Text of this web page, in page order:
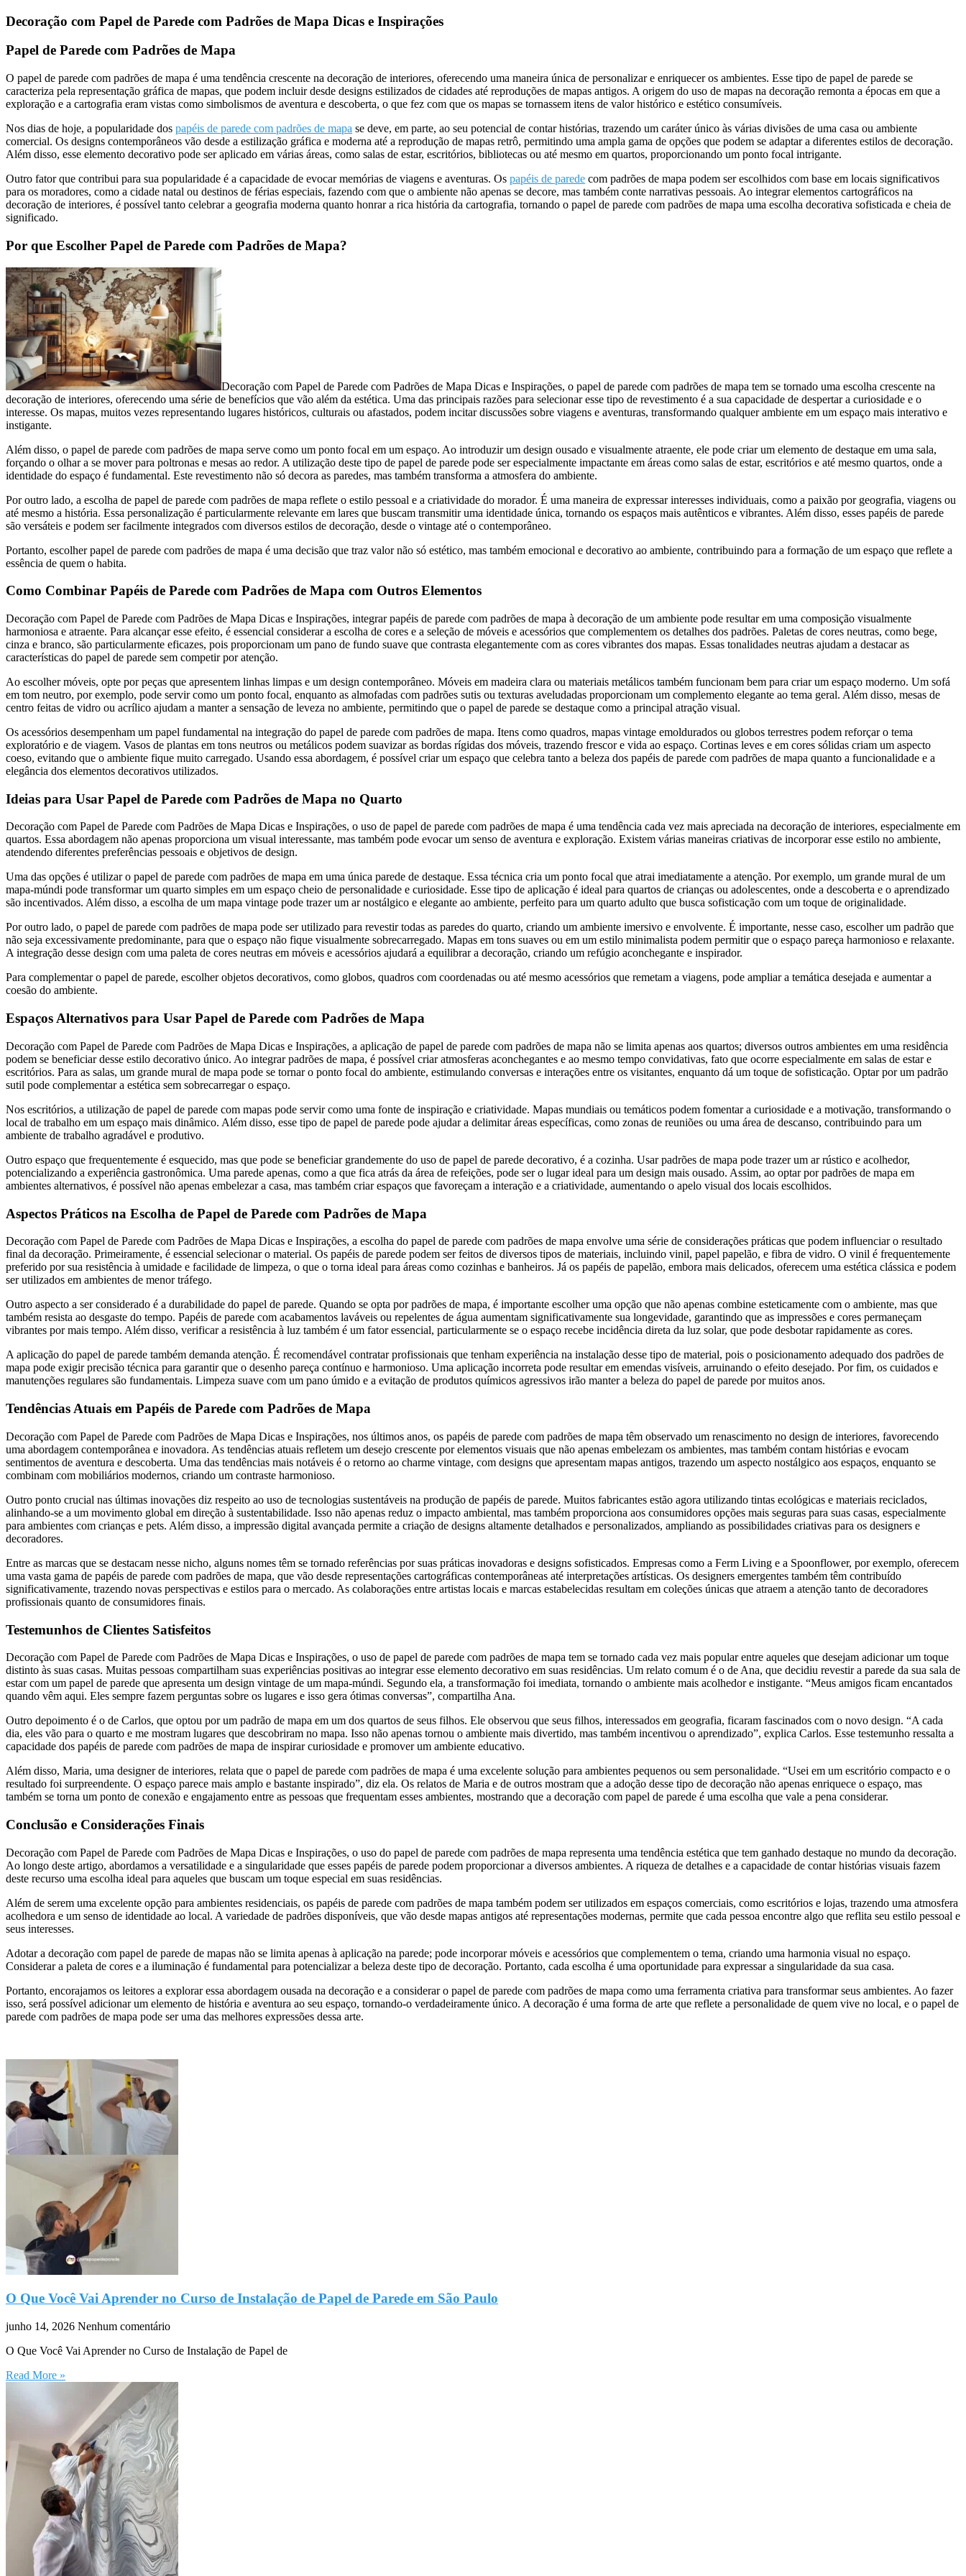
Decoração com Papel de Parede com Padrões de Mapa Dicas e Inspirações
Papel de Parede com Padrões de Mapa
O papel de parede com padrões de mapa é uma tendência crescente na decoração de interiores, oferecendo uma maneira única de personalizar e enriquecer os ambientes. Esse tipo de papel de parede se
caracteriza pela representação gráfica de mapas, que podem incluir desde designs estilizados de cidades até reproduções de mapas antigos. A origem do uso de mapas na decoração remonta a épocas em que a
exploração e a cartografia eram vistas como simbolismos de aventura e descoberta, o que fez com que os mapas se tornassem itens de valor histórico e estético consumíveis.
Nos dias de hoje, a popularidade dos papéis de parede com padrões de mapa se deve, em parte, ao seu potencial de contar histórias, trazendo um caráter único às várias divisões de uma casa ou ambiente
comercial. Os designs contemporâneos vão desde a estilização gráfica e moderna até a reprodução de mapas retrô, permitindo uma ampla gama de opções que podem se adaptar a diferentes estilos de decoração.
Além disso, esse elemento decorativo pode ser aplicado em várias áreas, como salas de estar, escritórios, bibliotecas ou até mesmo em quartos, proporcionando um ponto focal intrigante.
Outro fator que contribui para sua popularidade é a capacidade de evocar memórias de viagens e aventuras. Os papéis de parede com padrões de mapa podem ser escolhidos com base em locais significativos
para os moradores, como a cidade natal ou destinos de férias especiais, fazendo com que o ambiente não apenas se decore, mas também conte narrativas pessoais. Ao integrar elementos cartográficos na
decoração de interiores, é possível tanto celebrar a geografia moderna quanto honrar a rica história da cartografia, tornando o papel de parede com padrões de mapa uma escolha decorativa sofisticada e cheia de
significado.
Por que Escolher Papel de Parede com Padrões de Mapa?
Decoração com Papel de Parede com Padrões de Mapa Dicas e Inspirações, o papel de parede com padrões de mapa tem se tornado uma escolha crescente na
decoração de interiores, oferecendo uma série de benefícios que vão além da estética. Uma das principais razões para selecionar esse tipo de revestimento é a sua capacidade de despertar a curiosidade e o
interesse. Os mapas, muitos vezes representando lugares históricos, culturais ou afastados, podem incitar discussões sobre viagens e aventuras, transformando qualquer ambiente em um espaço mais interativo e
instigante.
Além disso, o papel de parede com padrões de mapa serve como um ponto focal em um espaço. Ao introduzir um design ousado e visualmente atraente, ele pode criar um elemento de destaque em uma sala,
forçando o olhar a se mover para poltronas e mesas ao redor. A utilização deste tipo de papel de parede pode ser especialmente impactante em áreas como salas de estar, escritórios e até mesmo quartos, onde a
identidade do espaço é fundamental. Este revestimento não só decora as paredes, mas também transforma a atmosfera do ambiente.
Por outro lado, a escolha de papel de parede com padrões de mapa reflete o estilo pessoal e a criatividade do morador. É uma maneira de expressar interesses individuais, como a paixão por geografia, viagens ou
até mesmo a história. Essa personalização é particularmente relevante em lares que buscam transmitir uma identidade única, tornando os espaços mais autênticos e vibrantes. Além disso, esses papéis de parede
são versáteis e podem ser facilmente integrados com diversos estilos de decoração, desde o vintage até o contemporâneo.
Portanto, escolher papel de parede com padrões de mapa é uma decisão que traz valor não só estético, mas também emocional e decorativo ao ambiente, contribuindo para a formação de um espaço que reflete a
essência de quem o habita.
Como Combinar Papéis de Parede com Padrões de Mapa com Outros Elementos
Decoração com Papel de Parede com Padrões de Mapa Dicas e Inspirações, integrar papéis de parede com padrões de mapa à decoração de um ambiente pode resultar em uma composição visualmente
harmoniosa e atraente. Para alcançar esse efeito, é essencial considerar a escolha de cores e a seleção de móveis e acessórios que complementem os detalhes dos padrões. Paletas de cores neutras, como bege,
cinza e branco, são particularmente eficazes, pois proporcionam um pano de fundo suave que contrasta elegantemente com as cores vibrantes dos mapas. Essas tonalidades neutras ajudam a destacar as
características do papel de parede sem competir por atenção.
Ao escolher móveis, opte por peças que apresentem linhas limpas e um design contemporâneo. Móveis em madeira clara ou materiais metálicos também funcionam bem para criar um espaço moderno. Um sofá
em tom neutro, por exemplo, pode servir como um ponto focal, enquanto as almofadas com padrões sutis ou texturas aveludadas proporcionam um complemento elegante ao tema geral. Além disso, mesas de
centro feitas de vidro ou acrílico ajudam a manter a sensação de leveza no ambiente, permitindo que o papel de parede se destaque como a principal atração visual.
Os acessórios desempenham um papel fundamental na integração do papel de parede com padrões de mapa. Itens como quadros, mapas vintage emoldurados ou globos terrestres podem reforçar o tema
exploratório e de viagem. Vasos de plantas em tons neutros ou metálicos podem suavizar as bordas rígidas dos móveis, trazendo frescor e vida ao espaço. Cortinas leves e em cores sólidas criam um aspecto
coeso, evitando que o ambiente fique muito carregado. Usando essa abordagem, é possível criar um espaço que celebra tanto a beleza dos papéis de parede com padrões de mapa quanto a funcionalidade e a
elegância dos elementos decorativos utilizados.
Ideias para Usar Papel de Parede com Padrões de Mapa no Quarto
Decoração com Papel de Parede com Padrões de Mapa Dicas e Inspirações, o uso de papel de parede com padrões de mapa é uma tendência cada vez mais apreciada na decoração de interiores, especialmente em
quartos. Essa abordagem não apenas proporciona um visual interessante, mas também pode evocar um senso de aventura e exploração. Existem várias maneiras criativas de incorporar esse estilo no ambiente,
atendendo diferentes preferências pessoais e objetivos de design.
Uma das opções é utilizar o papel de parede com padrões de mapa em uma única parede de destaque. Essa técnica cria um ponto focal que atrai imediatamente a atenção. Por exemplo, um grande mural de um
mapa-múndi pode transformar um quarto simples em um espaço cheio de personalidade e curiosidade. Esse tipo de aplicação é ideal para quartos de crianças ou adolescentes, onde a descoberta e o aprendizado
são incentivados. Além disso, a escolha de um mapa vintage pode trazer um ar nostálgico e elegante ao ambiente, perfeito para um quarto adulto que busca sofisticação com um toque de originalidade.
Por outro lado, o papel de parede com padrões de mapa pode ser utilizado para revestir todas as paredes do quarto, criando um ambiente imersivo e envolvente. É importante, nesse caso, escolher um padrão que
não seja excessivamente predominante, para que o espaço não fique visualmente sobrecarregado. Mapas em tons suaves ou em um estilo minimalista podem permitir que o espaço pareça harmonioso e relaxante.
A integração desse design com uma paleta de cores neutras em móveis e acessórios ajudará a equilibrar a decoração, criando um refúgio aconchegante e inspirador.
Para complementar o papel de parede, escolher objetos decorativos, como globos, quadros com coordenadas ou até mesmo acessórios que remetam a viagens, pode ampliar a temática desejada e aumentar a
coesão do ambiente.
Espaços Alternativos para Usar Papel de Parede com Padrões de Mapa
Decoração com Papel de Parede com Padrões de Mapa Dicas e Inspirações, a aplicação de papel de parede com padrões de mapa não se limita apenas aos quartos; diversos outros ambientes em uma residência
podem se beneficiar desse estilo decorativo único. Ao integrar padrões de mapa, é possível criar atmosferas aconchegantes e ao mesmo tempo convidativas, fato que ocorre especialmente em salas de estar e
escritórios. Para as salas, um grande mural de mapa pode se tornar o ponto focal do ambiente, estimulando conversas e interações entre os visitantes, enquanto dá um toque de sofisticação. Optar por um padrão
sutil pode complementar a estética sem sobrecarregar o espaço.
Nos escritórios, a utilização de papel de parede com mapas pode servir como uma fonte de inspiração e criatividade. Mapas mundiais ou temáticos podem fomentar a curiosidade e a motivação, transformando o
local de trabalho em um espaço mais dinâmico. Além disso, esse tipo de papel de parede pode ajudar a delimitar áreas específicas, como zonas de reuniões ou uma área de descanso, contribuindo para um
ambiente de trabalho agradável e produtivo.
Outro espaço que frequentemente é esquecido, mas que pode se beneficiar grandemente do uso de papel de parede decorativo, é a cozinha. Usar padrões de mapa pode trazer um ar rústico e acolhedor,
potencializando a experiência gastronômica. Uma parede apenas, como a que fica atrás da área de refeições, pode ser o lugar ideal para um design mais ousado. Assim, ao optar por padrões de mapa em
ambientes alternativos, é possível não apenas embelezar a casa, mas também criar espaços que favoreçam a interação e a criatividade, aumentando o apelo visual dos locais escolhidos.
Aspectos Práticos na Escolha de Papel de Parede com Padrões de Mapa
Decoração com Papel de Parede com Padrões de Mapa Dicas e Inspirações, a escolha do papel de parede com padrões de mapa envolve uma série de considerações práticas que podem influenciar o resultado
final da decoração. Primeiramente, é essencial selecionar o material. Os papéis de parede podem ser feitos de diversos tipos de materiais, incluindo vinil, papel papelão, e fibra de vidro. O vinil é frequentemente
preferido por sua resistência à umidade e facilidade de limpeza, o que o torna ideal para áreas como cozinhas e banheiros. Já os papéis de papelão, embora mais delicados, oferecem uma estética clássica e podem
ser utilizados em ambientes de menor tráfego.
Outro aspecto a ser considerado é a durabilidade do papel de parede. Quando se opta por padrões de mapa, é importante escolher uma opção que não apenas combine esteticamente com o ambiente, mas que
também resista ao desgaste do tempo. Papéis de parede com acabamentos laváveis ou repelentes de água aumentam significativamente sua longevidade, garantindo que as impressões e cores permaneçam
vibrantes por mais tempo. Além disso, verificar a resistência à luz também é um fator essencial, particularmente se o espaço recebe incidência direta da luz solar, que pode desbotar rapidamente as cores.
A aplicação do papel de parede também demanda atenção. É recomendável contratar profissionais que tenham experiência na instalação desse tipo de material, pois o posicionamento adequado dos padrões de
mapa pode exigir precisão técnica para garantir que o desenho pareça contínuo e harmonioso. Uma aplicação incorreta pode resultar em emendas visíveis, arruinando o efeito desejado. Por fim, os cuidados e
manutenções regulares são fundamentais. Limpeza suave com um pano úmido e a evitação de produtos químicos agressivos irão manter a beleza do papel de parede por muitos anos.
Tendências Atuais em Papéis de Parede com Padrões de Mapa
Decoração com Papel de Parede com Padrões de Mapa Dicas e Inspirações, nos últimos anos, os papéis de parede com padrões de mapa têm observado um renascimento no design de interiores, favorecendo
uma abordagem contemporânea e inovadora. As tendências atuais refletem um desejo crescente por elementos visuais que não apenas embelezam os ambientes, mas também contam histórias e evocam
sentimentos de aventura e descoberta. Uma das tendências mais notáveis é o retorno ao charme vintage, com designs que apresentam mapas antigos, trazendo um aspecto nostálgico aos espaços, enquanto se
combinam com mobiliários modernos, criando um contraste harmonioso.
Outro ponto crucial nas últimas inovações diz respeito ao uso de tecnologias sustentáveis na produção de papéis de parede. Muitos fabricantes estão agora utilizando tintas ecológicas e materiais reciclados,
alinhando-se a um movimento global em direção à sustentabilidade. Isso não apenas reduz o impacto ambiental, mas também proporciona aos consumidores opções mais seguras para suas casas, especialmente
para ambientes com crianças e pets. Além disso, a impressão digital avançada permite a criação de designs altamente detalhados e personalizados, ampliando as possibilidades criativas para os designers e
decoradores.
Entre as marcas que se destacam nesse nicho, alguns nomes têm se tornado referências por suas práticas inovadoras e designs sofisticados. Empresas como a Ferm Living e a Spoonflower, por exemplo, oferecem
uma vasta gama de papéis de parede com padrões de mapa, que vão desde representações cartográficas contemporâneas até interpretações artísticas. Os designers emergentes também têm contribuído
significativamente, trazendo novas perspectivas e estilos para o mercado. As colaborações entre artistas locais e marcas estabelecidas resultam em coleções únicas que atraem a atenção tanto de decoradores
profissionais quanto de consumidores finais.
Testemunhos de Clientes Satisfeitos
Decoração com Papel de Parede com Padrões de Mapa Dicas e Inspirações, o uso de papel de parede com padrões de mapa tem se tornado cada vez mais popular entre aqueles que desejam adicionar um toque
distinto às suas casas. Muitas pessoas compartilham suas experiências positivas ao integrar esse elemento decorativo em suas residências. Um relato comum é o de Ana, que decidiu revestir a parede da sua sala de
estar com um papel de parede que apresenta um design vintage de um mapa-múndi. Segundo ela, a transformação foi imediata, tornando o ambiente mais acolhedor e instigante. “Meus amigos ficam encantados
quando vêm aqui. Eles sempre fazem perguntas sobre os lugares e isso gera ótimas conversas”, compartilha Ana.
Outro depoimento é o de Carlos, que optou por um padrão de mapa em um dos quartos de seus filhos. Ele observou que seus filhos, interessados em geografia, ficaram fascinados com o novo design. “A cada
dia, eles vão para o quarto e me mostram lugares que descobriram no mapa. Isso não apenas tornou o ambiente mais divertido, mas também incentivou o aprendizado”, explica Carlos. Esse testemunho ressalta a
capacidade dos papéis de parede com padrões de mapa de inspirar curiosidade e promover um ambiente educativo.
Além disso, Maria, uma designer de interiores, relata que o papel de parede com padrões de mapa é uma excelente solução para ambientes pequenos ou sem personalidade. “Usei em um escritório compacto e o
resultado foi surpreendente. O espaço parece mais amplo e bastante inspirado”, diz ela. Os relatos de Maria e de outros mostram que a adoção desse tipo de decoração não apenas enriquece o espaço, mas
também se torna um ponto de conexão e engajamento entre as pessoas que frequentam esses ambientes, mostrando que a decoração com papel de parede é uma escolha que vale a pena considerar.
Conclusão e Considerações Finais
Decoração com Papel de Parede com Padrões de Mapa Dicas e Inspirações, o uso do papel de parede com padrões de mapa representa uma tendência estética que tem ganhado destaque no mundo da decoração.
Ao longo deste artigo, abordamos a versatilidade e a singularidade que esses papéis de parede podem proporcionar a diversos ambientes. A riqueza de detalhes e a capacidade de contar histórias visuais fazem
deste recurso uma escolha ideal para aqueles que buscam um toque especial em suas residências.
Além de serem uma excelente opção para ambientes residenciais, os papéis de parede com padrões de mapa também podem ser utilizados em espaços comerciais, como escritórios e lojas, trazendo uma atmosfera
acolhedora e um senso de identidade ao local. A variedade de padrões disponíveis, que vão desde mapas antigos até representações modernas, permite que cada pessoa encontre algo que reflita seu estilo pessoal e
seus interesses.
Adotar a decoração com papel de parede de mapas não se limita apenas à aplicação na parede; pode incorporar móveis e acessórios que complementem o tema, criando uma harmonia visual no espaço.
Considerar a paleta de cores e a iluminação é fundamental para potencializar a beleza deste tipo de decoração. Portanto, cada escolha é uma oportunidade para expressar a singularidade da sua casa.
Portanto, encorajamos os leitores a explorar essa abordagem ousada na decoração e a considerar o papel de parede com padrões de mapa como uma ferramenta criativa para transformar seus ambientes. Ao fazer
isso, será possível adicionar um elemento de história e aventura ao seu espaço, tornando-o verdadeiramente único. A decoração é uma forma de arte que reflete a personalidade de quem vive no local, e o papel de
parede com padrões de mapa pode ser uma das melhores expressões dessa arte.
O Que Você Vai Aprender no Curso de Instalação de Papel de Parede em São Paulo
junho 14, 2026 Nenhum comentário
O Que Você Vai Aprender no Curso de Instalação de Papel de
Read More »